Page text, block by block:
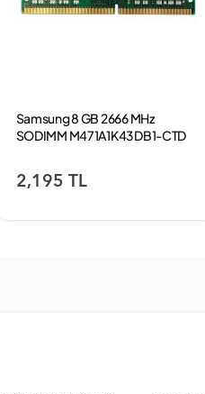
Samsung 8 GB 2666 MHz
SODIMM M471A1K43DB1-CTD
2,195 TL